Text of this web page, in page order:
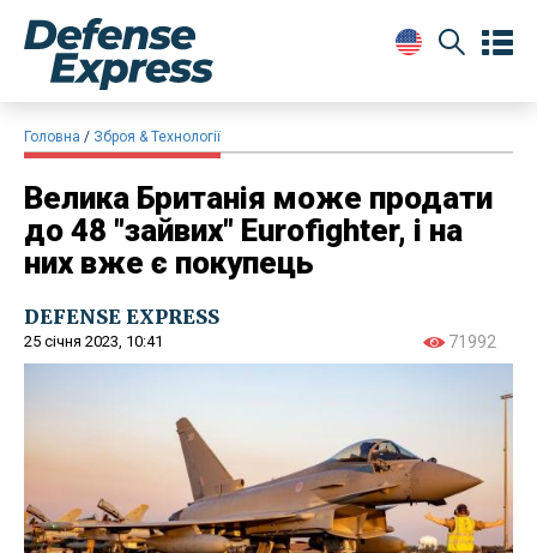
Головна Зброя & Технології
Велика Британія може продати
до 48 "зайвих" Eurofighter, і на
них вже є покупець
DEFENSE EXPRESS
25 січня 2023, 10:41 71992